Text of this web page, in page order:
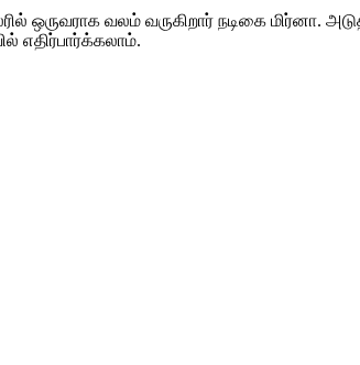
வலம் வருகிறார் நடிகை மிர்னா.
எதிர்பார்க்கலாம்.